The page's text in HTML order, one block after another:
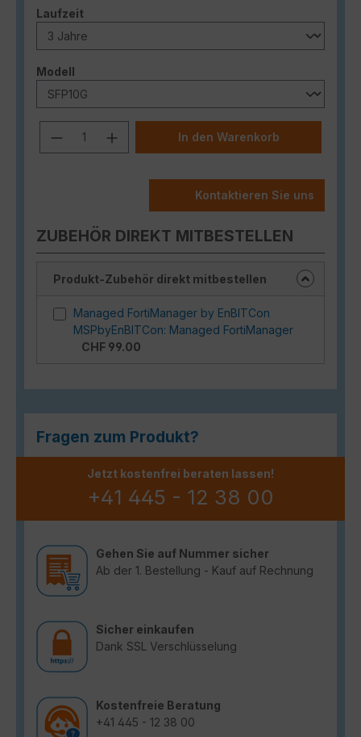
Laufzeitauswählen
Modell
Produkt Anzahl: Gib den
In den Warenkorb
Kontaktieren Sie uns
ZUBEHÖR DIREKT MITBESTELLEN
Produkt-Zubehör direkt mitbestellen
Managed FortiManager by EnBITCon
MSPbyEnBITCon: Managed FortiManager
CHF 99.00
Fragen zum Produkt?
Jetzt kostenfrei beraten lassen!
+41 445 - 12 38 00
Gehen Sie auf Nummer sicher
Ab der 1. Bestellung - Kauf auf Rechnung
Sicher einkaufen
Dank SSL Verschlüsselung
Kostenfreie Beratung
+41 445 - 12 38 00